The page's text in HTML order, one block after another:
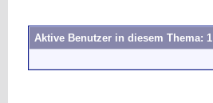
Aktive Benutzer in diesem Thema: 1